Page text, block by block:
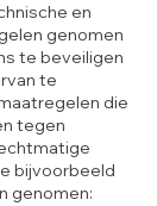
en
genomen
te beveiligen
te
die
tegen
bijvoorbeeld
genomen: